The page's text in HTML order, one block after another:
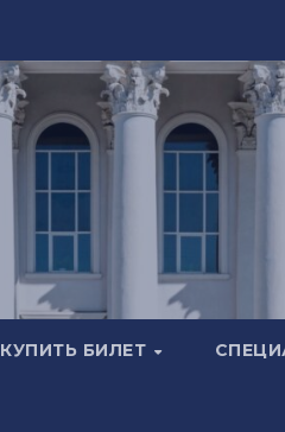
КУПИТЬ БИЛЕТ